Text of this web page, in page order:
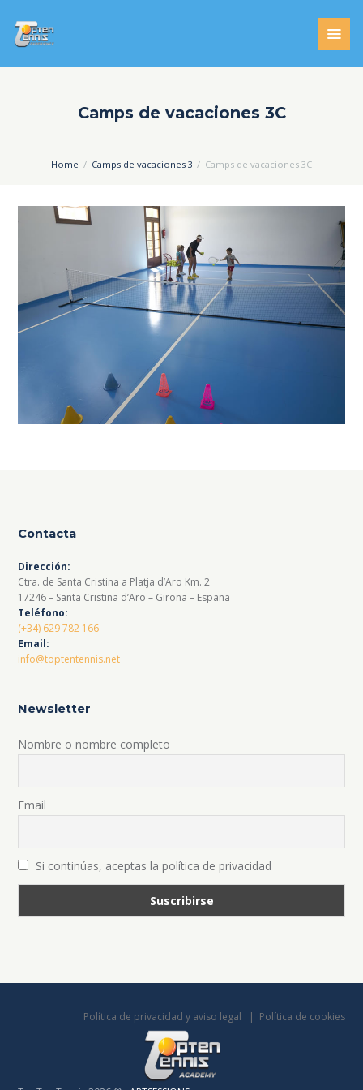
Camps de vacaciones 3C
Home Camps de vacaciones 3 Camps de vacaciones 3C
Contacta
Dirección:
Ctra. de Santa Cristina a Platja d’Aro Km. 2
17246 – Santa Cristina d’Aro – Girona – España
Teléfono:
(+34) 629 782 166
Email:
info@toptentennis.net
Newsletter
Nombre o nombre completo
Email
Si continúas, aceptas la política de privacidad
Política de privacidad y aviso legal Política de cookies